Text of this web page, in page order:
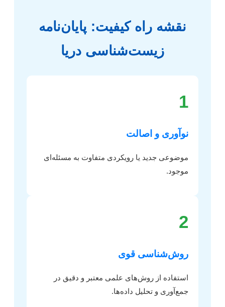
نقشه راه کیفیت: پایان‌نامه
زیست‌شناسی دریا
1
نوآوری و اصالت
موضوعی جدید یا رویکردی متفاوت به مسئله‌ای
موجود.
2
روش‌شناسی قوی
استفاده از روش‌های علمی معتبر و دقیق در
جمع‌آوری و تحلیل داده‌ها.